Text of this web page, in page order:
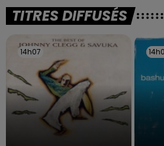
TITRES DIFFUSÉS
14h07
14h07